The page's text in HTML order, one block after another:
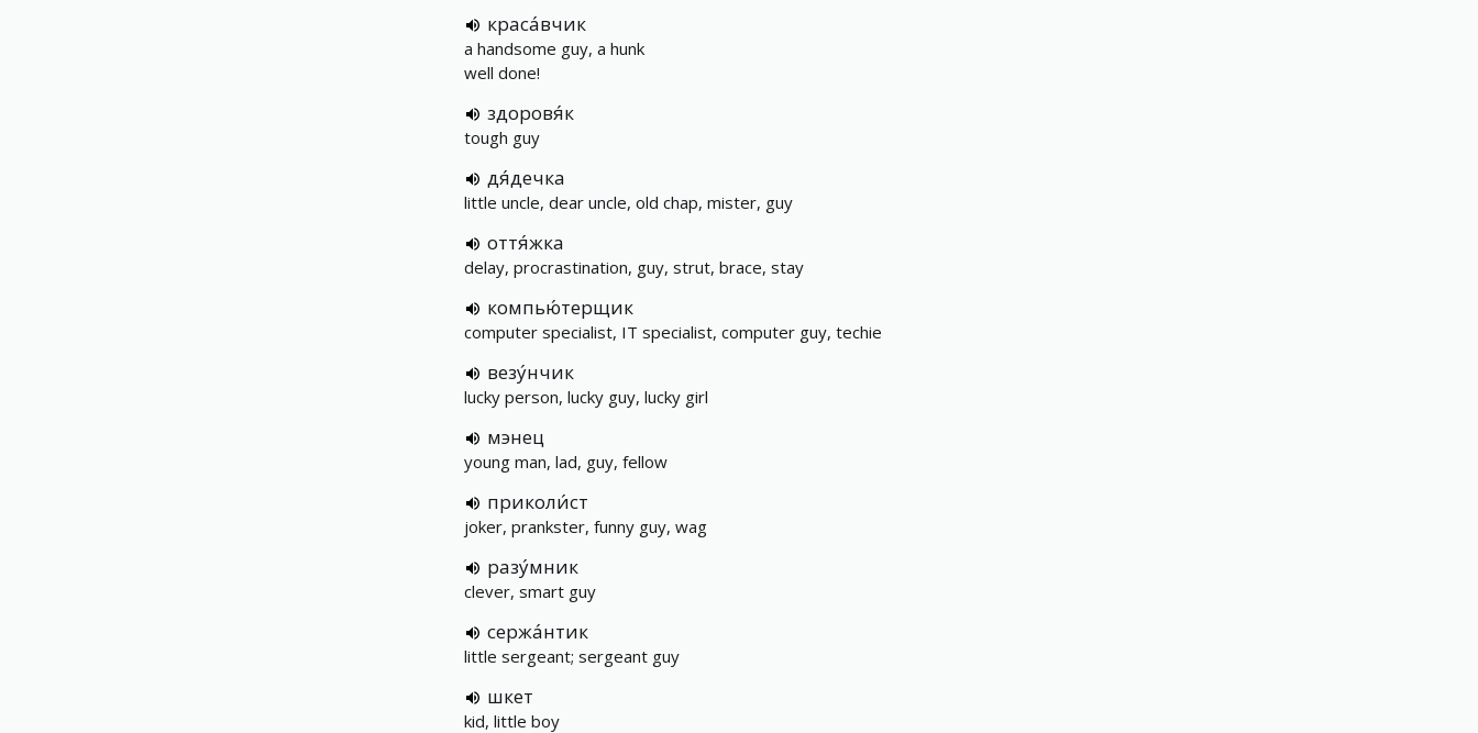
краса́вчик
a handsome guy, a hunk
well done!
здоровя́к
tough guy
дя́дечка
little uncle, dear uncle, old chap, mister, guy
оття́жка
delay, procrastination, guy, strut, brace, stay
компью́терщик
computer specialist, IT specialist, computer guy, techie
везу́нчик
lucky person, lucky guy, lucky girl
мэнец
young man, lad, guy, fellow
приколи́ст
joker, prankster, funny guy, wag
разу́мник
clever, smart guy
сержа́нтик
little sergeant; sergeant guy
шкет
kid, little boy